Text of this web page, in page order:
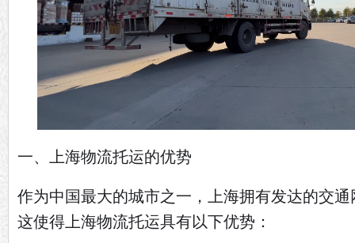
一、上海物流托运的优势
作为中国最大的城市之一，上海拥有发达的交
这使得上海物流托运具有以下优势：